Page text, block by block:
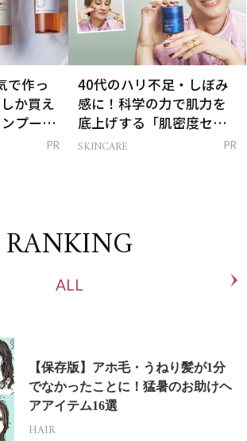
で作っ
か買え
プー＆
？
PR
40代のハリ不足・しぼみ
感に！科学の力で肌力を
底上げする「肌密度セラ
ム」
SKINCARE PR
RANKING
ALL
【保存版】アホ毛・うねり髪が1分
でなかったことに！猛暑のお助けヘ
アアイテム16選
HAIR